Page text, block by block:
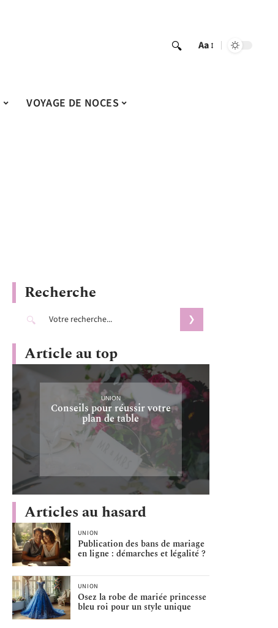
Aa
VOYAGE DE NOCES
Recherche
Article au top
UNION
Conseils pour réussir votre
plan de table
Articles au hasard
UNION
Publication des bans de mariage
en ligne : démarches et légalité ?
UNION
Osez la robe de mariée princesse
bleu roi pour un style unique